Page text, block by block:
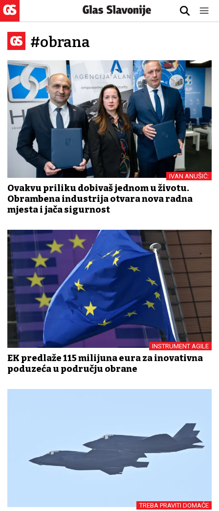
#obrana
IVAN ANUŠIĆ:
Ovakvu priliku dobivaš jednom u životu.
Obrambena industrija otvara nova radna
mjesta i jača sigurnost
INSTRUMENT AGILE
EK predlaže 115 milijuna eura za inovativna
poduzeća u području obrane
TREBA PRAVITI DOMAĆE